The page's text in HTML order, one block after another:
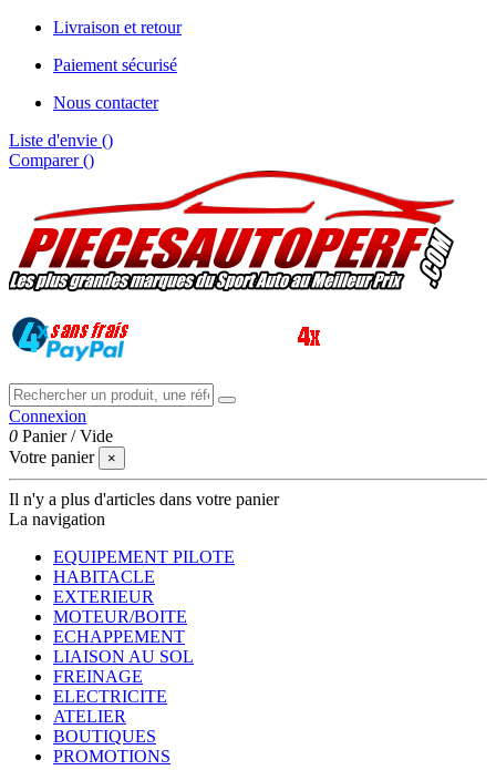
Livraison et retour
Paiement sécurisé
Nous contacter
Liste d'envie ()
Comparer ()
Connexion
0 Panier /Vide
Votre panier
×
Il n'y a plus d'articles dans votre panier
La navigation
EQUIPEMENT PILOTE
HABITACLE
EXTERIEUR
MOTEUR/BOITE
ECHAPPEMENT
LIAISON AU SOL
FREINAGE
ELECTRICITE
ATELIER
BOUTIQUES
PROMOTIONS